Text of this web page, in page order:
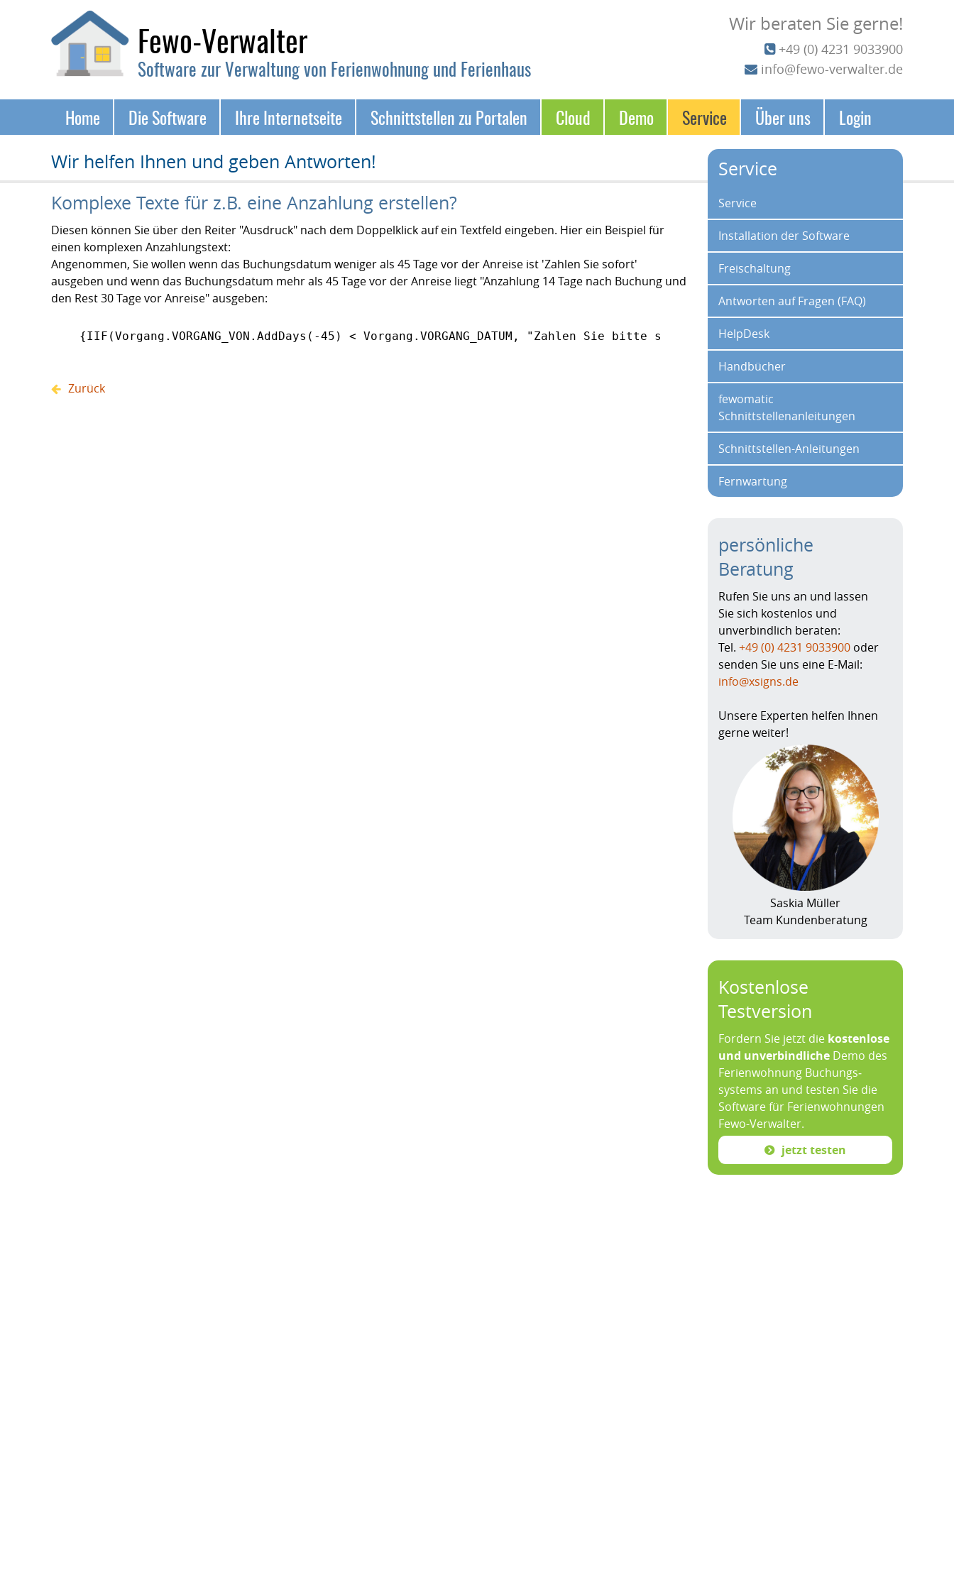
Fewo-Verwalter
Software zur Verwaltung von Ferienwohnung und Ferienhaus
Wir beraten Sie gerne!
+49 (0) 4231 9033900
info@fewo-verwalter.de
überspringenHome Die Software Ihre Internetseite Schnittstellen zu Portalen Cloud Demo Service Über uns Login
Wir helfen Ihnen und geben Antworten!
Komplexe Texte für z.B. eine Anzahlung erstellen?
Diesen können Sie über den Reiter "Ausdruck" nach dem Doppelklick auf ein Textfeld eingeben. Hier ein Beispiel für
einen komplexen Anzahlungstext:
Angenommen, Sie wollen wenn das Buchungsdatum weniger als 45 Tage vor der Anreise ist 'Zahlen Sie sofort'
ausgeben und wenn das Buchungsdatum mehr als 45 Tage vor der Anreise liegt "Anzahlung 14 Tage nach Buchung und
den Rest 30 Tage vor Anreise" ausgeben:
{IIF(Vorgang.VORGANG_VON.AddDays(-45) < Vorgang.VORGANG_DATUM, "Zahlen Sie bitte sofort unter Angabe der Rechnungs-
Zurück
Service
Navigation überspringen
Service
Installation der Software
Freischaltung
Antworten auf Fragen (FAQ)
HelpDesk
Handbücher
fewomatic
Schnittstellenanleitungen
Schnittstellen-Anleitungen
Fernwartung
persönliche
Beratung
Rufen Sie uns an und lassen
Sie sich kostenlos und
unverbindlich beraten:
Tel. +49 (0) 4231 9033900 oder
senden Sie uns eine E-Mail:
info@xsigns.de
Unsere Experten helfen Ihnen
gerne weiter!
Saskia Müller
Team Kundenberatung
Kostenlose
Testversion
Fordern Sie jetzt die kosten­lose
und un­ver­bind­liche Demo des
Ferien­wohnung Buchungs­
systems an und testen Sie die
Soft­ware für Ferien­wohnungen
Fewo-­Verwalter.
jetzt testen